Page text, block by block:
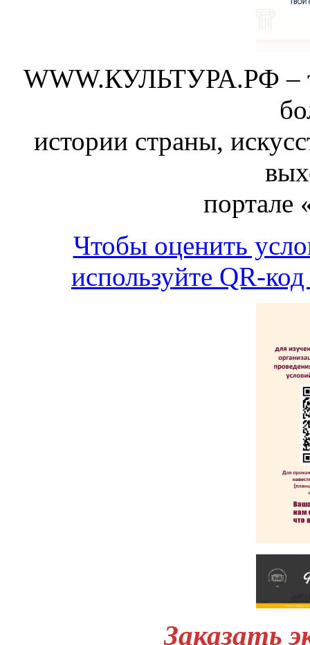
WWW.КУЛЬТУРА.РФ –
истории страны,
портале
Чтобы оценить
используйте QR-
Заказать